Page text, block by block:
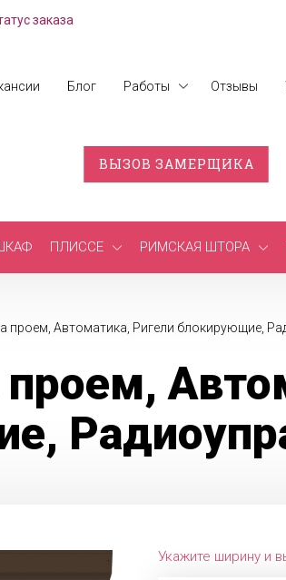
заказа
Блог Работы Отзывы
ВЫЗОВ ЗАМЕРЩИКА
ПЛИССЕ РИМСКАЯ ШТОРА
проем, Автоматика, Ригели блокирующие,
Укажите ширину и